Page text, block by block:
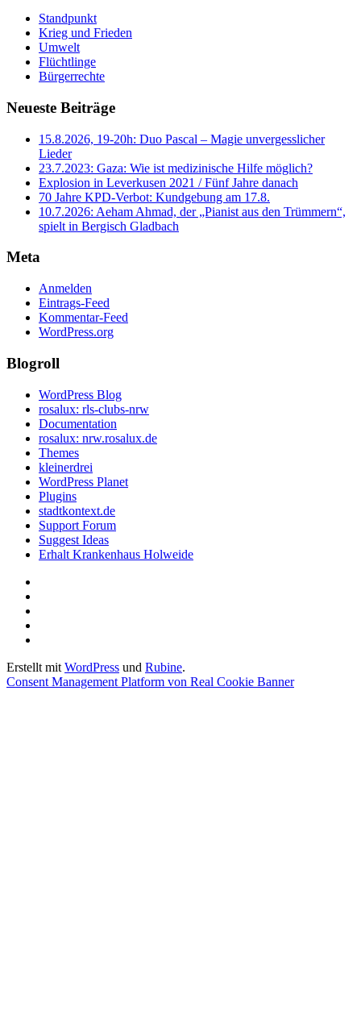
Standpunkt
Krieg und Frieden
Umwelt
Flüchtlinge
Bürgerrechte
Neueste Beiträge
15.8.2026, 19-20h: Duo Pascal – Magie unvergesslicher
Lieder
23.7.2023: Gaza: Wie ist medizinische Hilfe möglich?
Explosion in Leverkusen 2021 / Fünf Jahre danach
70 Jahre KPD‑Verbot: Kundgebung am 17.8.
10.7.2026: Aeham Ahmad, der „Pianist aus den Trümmern“,
spielt in Bergisch Gladbach
Meta
Anmelden
Eintrags-Feed
Kommentar-Feed
WordPress.org
Blogroll
WordPress Blog
rosalux: rls-clubs-nrw
Documentation
rosalux: nrw.rosalux.de
Themes
kleinerdrei
WordPress Planet
Plugins
stadtkontext.de
Support Forum
Suggest Ideas
Erhalt Krankenhaus Holweide
Einstellungen
Erstellt mit WordPress und Rubine.
Consent Management Platform von Real Cookie Banner